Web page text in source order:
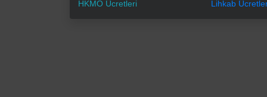
HKMO Ücretleri Lihkab